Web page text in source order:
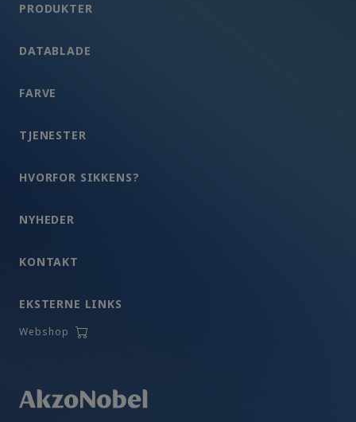
PRODUKTER
DATABLADE
FARVE
TJENESTER
HVORFOR SIKKENS?
NYHEDER
KONTAKT
EKSTERNE LINKS
Webshop